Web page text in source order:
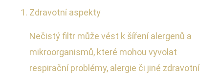
Zdravotní aspekty
Nečistý filtr může vést k šíření alergenů a
mikroorganismů, které mohou vyvolat
respirační problémy, alergie či jiné zdravotní